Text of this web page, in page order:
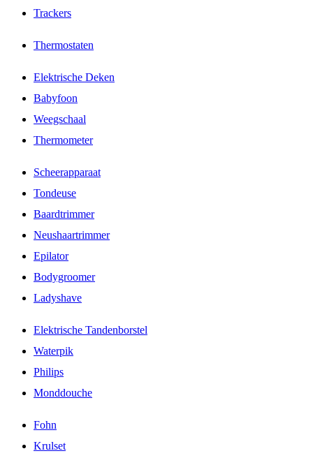
Trackers
Thermostaten
Elektrische Deken
Babyfoon
Weegschaal
Thermometer
Scheerapparaat
Tondeuse
Baardtrimmer
Neushaartrimmer
Epilator
Bodygroomer
Ladyshave
Elektrische Tandenborstel
Waterpik
Philips
Monddouche
Fohn
Krulset